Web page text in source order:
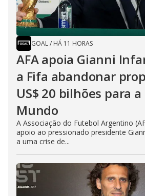
GOAL/ HÁ 11 HORAS
AFA apoia Gianni
a Fifa abandonar
US$ 20 bilhões para a
Mundo
A Associação do Futebol Argentino
apoio ao pressionado presidente
a uma crise de...